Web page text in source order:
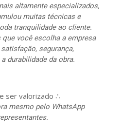
altamente especializados,
muitas técnicas e
tranquilidade ao cliente.
você escolha a empresa
segurança,
durabilidade da obra.
ser valorizado ∴
mesmo pelo WhatsApp